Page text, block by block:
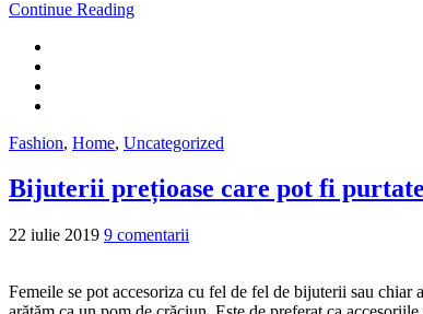
Continue Reading
Fashion, Home, Uncategorized
Bijuterii prețioase care pot fi
22 iulie 2019 9 comentarii
Femeile se pot accesoriza cu fel de fel de bijuterii sau